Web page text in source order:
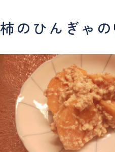
柿のひんぎゃ